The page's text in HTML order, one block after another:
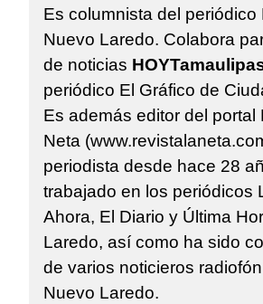
Es columnista del periódico
Nuevo Laredo. Colabora
de noticias
periódico El Gráfico de
Es además editor del portal
Neta
periodista desde hace 28
trabajado en los periódicos
Ahora, El Diario y Última
Laredo, así como ha sido
de varios noticieros
Nuevo Laredo.